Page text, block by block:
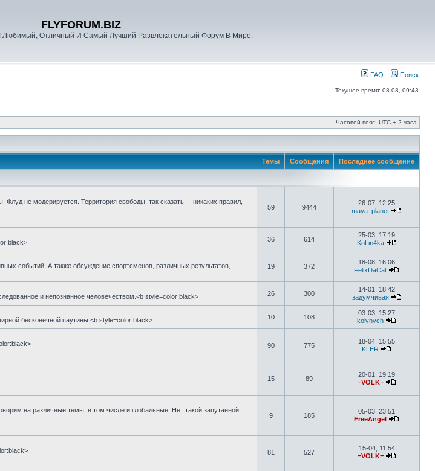
FLYFORUM.BIZ
Любимый, Отличный И Самый Лучший Развлекательный Форум В Мире.
FAQ Поиск
Текущее время: 08-08, 09:43
Часовой пояс: UTC + 2 часа
Темы Сообщения Последнее сообщение
не модерируется. Территория свободы, так сказать, – никаких правил,
59 9444
26-07, 12:25
maya_planet
36 614
25-03, 17:19
KoLю4ka
событий. А также обсуждение спортсменов, различных результатов,
19 372
18-08, 16:06
FelixDaCat
и непознанное человечеством.<b style=color:black> 26 300
14-01, 18:42
задумчивая
бесконечной паутины.<b style=color:black> 10 108
03-03, 15:27
kolynych
90 775
18-04, 15:55
KLER
15 89
20-01, 19:19
=VOLK=
на различные темы, в том числе и глобальные. Нет такой запутанной
9 185
05-03, 23:51
FreeAngel
81 527
15-04, 11:54
=VOLK=